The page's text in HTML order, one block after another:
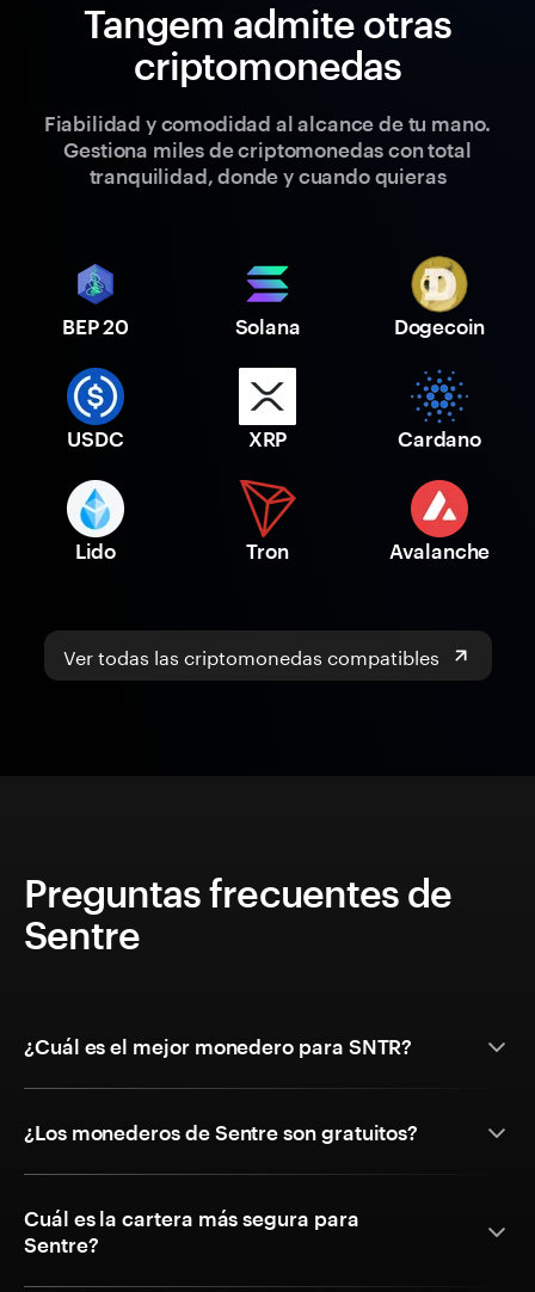
Tangem admite otras
criptomonedas
Fiabilidad y comodidad al alcance de tu mano.
Gestiona miles de criptomonedas con total
tranquilidad, donde y cuando quieras
BEP 20 Solana Dogecoin
USDC XRP Cardano
Lido Tron Avalanche
Ver todas las criptomonedas compatibles
Preguntas frecuentes de
Sentre
¿Cuál es el mejor monedero para SNTR?
¿Los monederos de Sentre son gratuitos?
Cuál es la cartera más segura para
Sentre?